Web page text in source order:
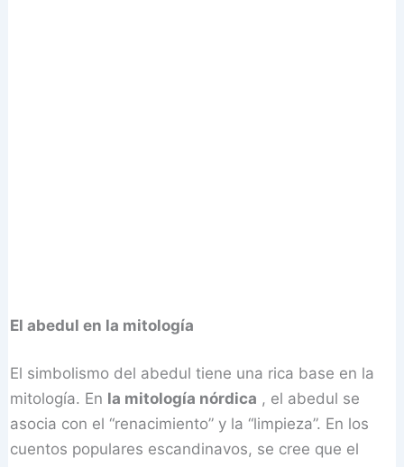
El abedul en la mitología
El simbolismo del abedul tiene una rica base en la
mitología. En la mitología nórdica , el abedul se
asocia con el “renacimiento” y la “limpieza”. En los
cuentos populares escandinavos, se cree que el